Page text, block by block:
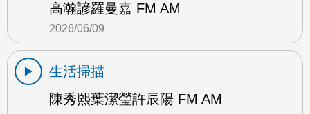
高瀚諺羅曼嘉 FM AM
2026/06/09
生活掃描
陳秀熙葉潔瑩許辰陽 FM AM